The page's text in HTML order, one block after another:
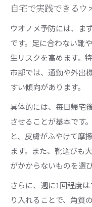
自宅で実践できるウ
ウオノメ予防には、ま
です。足に合わない靴
生リスクを高めます。
市部では、通勤や外出
すい傾向があります。
具体的には、毎日帰宅
させることが基本です
と、皮膚がふやけて摩
ます。また、靴選びも
がかからないものを選
さらに、週に1回程度
り入れることで、角質